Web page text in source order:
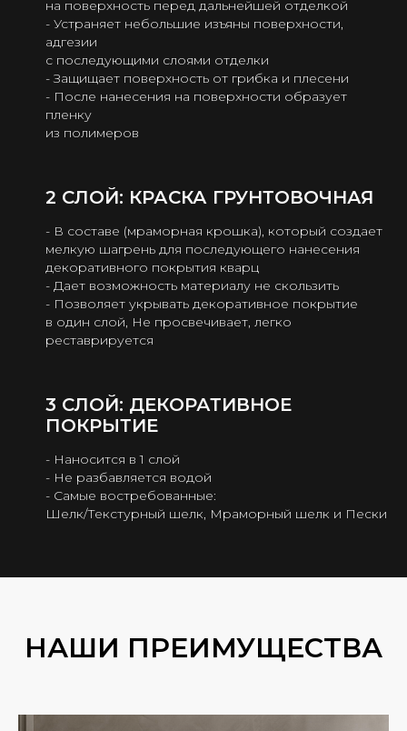
на поверхность перед дальнейшей отделкой
- Устраняет небольшие изъяны поверхности,
адгезии
с последующими слоями отделки
- Защищает поверхность от грибка и плесени
- После нанесения на поверхности образует
пленку
из полимеров
2 СЛОЙ: КРАСКА ГРУНТОВОЧНАЯ
- В составе (мраморная крошка), который создает
мелкую шагрень для последующего нанесения
декоративного покрытия кварц
- Дает возможность материалу не скользить
- Позволяет укрывать декоративное покрытие
в один слой, Не просвечивает, легко
реставрируется
3 СЛОЙ: ДЕКОРАТИВНОЕ
ПОКРЫТИЕ
- Наносится в 1 слой
- Не разбавляется водой
- Самые востребованные:
Шелк/Текстурный шелк, Мраморный шелк и Пески
НАШИ ПРЕИМУЩЕСТВА